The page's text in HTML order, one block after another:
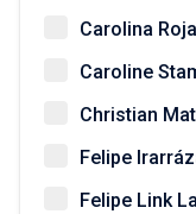
Carolina
Caroline
Christian
Felipe
Felipe Link